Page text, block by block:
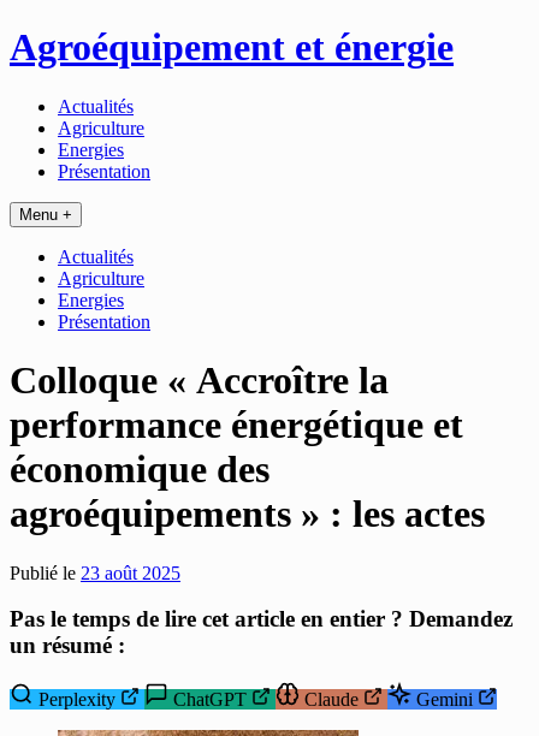
Passer
au
Agroéquipement et énergie
Actualités
Agriculture
Energies
Présentation
Menu +
Actualités
Agriculture
Energies
Présentation
Colloque « Accroître la
performance énergétique et
économique des
agroéquipements » : les actes
Publié le 23 août 2025
Pas le temps de lire cet article en entier ? Demandez
un résumé :
Perplexity ChatGPT Claude Gemini